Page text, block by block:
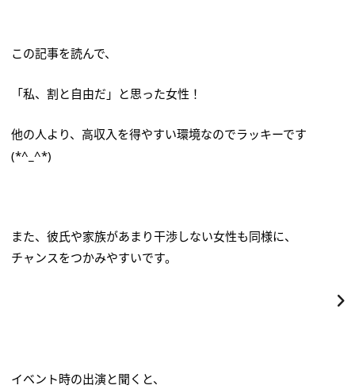
この記事を読んで、
「私、割と自由だ」と思った女性！
他の人より、高収入を得やすい環境なのでラッキーです
(*^_^*)
また、彼氏や家族があまり干渉しない女性も同様に、
チャンスをつかみやすいです。
イベント時の出演と聞くと、